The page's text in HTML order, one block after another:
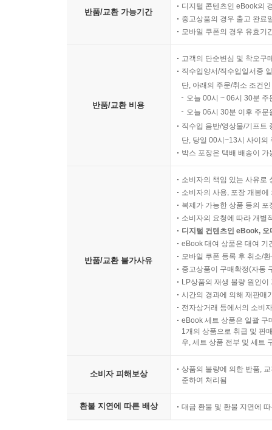
반품/교환 가능기간
디지털 콘텐츠인 eBook의
중고상품의 경우 출고 완료
모바일 쿠폰의 경우 유효기
반품/교환 비용
고객의 단순변심 및 착오구
직수입양서/직수입일서중
단, 아래의 주문/취소 조건
오늘 00시 ~ 06시 30분
오늘 06시 30분 이후 주
직수입 음반/영상물/기프트
단, 당일 00시~13시 사이의
박스 포장은 택배 배송이
반품/교환 불가사유
소비자의 책임 있는 사유로
소비자의 사용, 포장 개봉
복제가 가능한 상품 등의
소비자의 요청에 따라 개별
디지털 컨텐츠인 eBook,
eBook 대여 상품은 대여 기
모바일 쿠폰 등록 후 취소/
중고상품이 구매확정(자동
LP상품의 재생 불량 원인
시간의 경과에 의해 재판매
전자상거래 등에서의 소비
eBook 세트 상품은 일괄 구
1개의 상품으로 취급 및 판
우, 세트 상품 전부 및 세트
소비자 피해보상
상품의 불량에 의한 반품,
준하여 처리됨
환불 지연에 따른 배상 대금 환불 및 환불 지연에